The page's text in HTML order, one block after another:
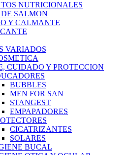
NUTRICIONALES
SALMON
Y CALMANTE
VARIADOS
CUIDADO Y PROTECCION
BUBBLES
MEN FOR SAN
STANGEST
EMPAPADORES
CICATRIZANTES
SOLARES
BUCAL